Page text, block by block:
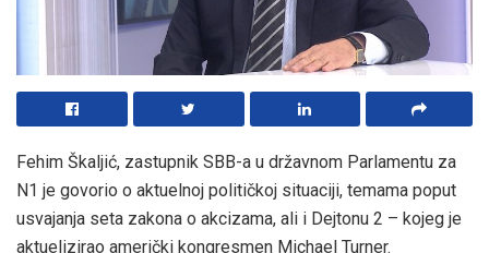
Fehim Škaljić, zastupnik SBB-a u državnom Parlamentu za
N1 je govorio o aktuelnoj političkoj situaciji, temama poput
usvajanja seta zakona o akcizama, ali i Dejtonu 2 – kojeg je
aktuelizirao američki kongresmen Michael Turner.